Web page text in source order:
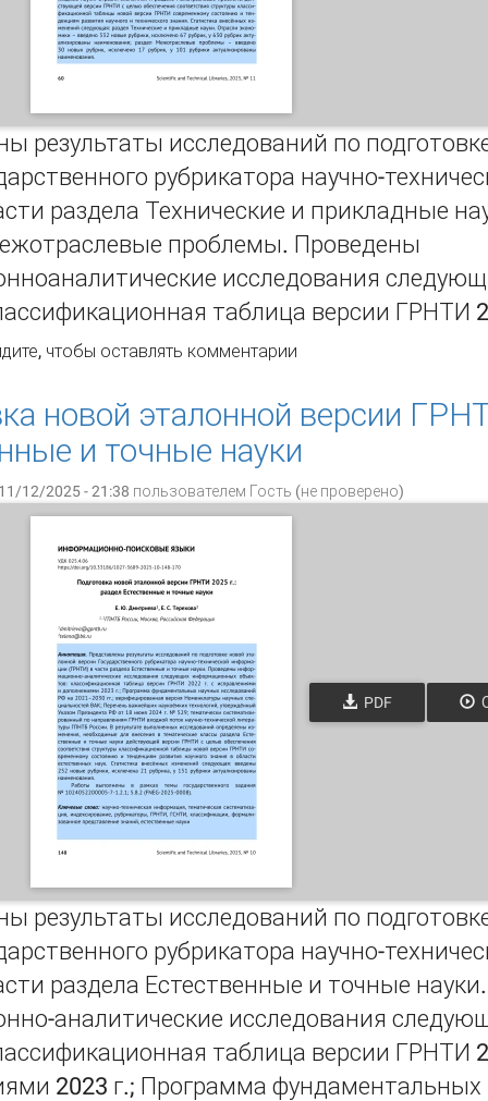
результаты исследований по
рубрикатора научно-
раздела Технические и прикладные
проблемы. Проведены
исследования
таблица версии ГРНТИ
новой эталонной версии ГРНТИ 2025 г.: раздел
, чтобы оставлять комментарии
новой эталонной версии
и точные науки
12/2025 - 21:38 пользователем Гость (не проверено)
PDF
результаты исследований по
рубрикатора научно-
раздела Естественные и точные
аналитические исследования
таблица версии ГРНТИ
2023 г.; Программа фундаментальных